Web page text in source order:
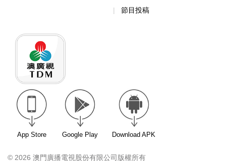
節目投稿
App Store Google Play Download APK
© 2026 澳門廣播電視股份有限公司版權所有